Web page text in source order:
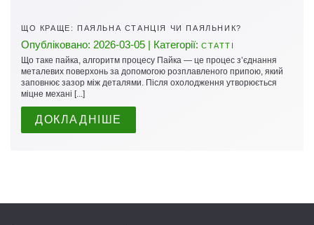
ЩО КРАЩЕ: ПАЯЛЬНА СТАНЦІЯ ЧИ ПАЯЛЬНИК?
Опубліковано: 2026-03-05 | Категорії: СТАТТІ
Що таке пайка, алгоритм процесу Пайка — це процес з’єднання
металевих поверхонь за допомогою розплавленого припою, який
заповнює зазор між деталями. Після охолодження утворюється
міцне механі [...]
ДОКЛАДНІШЕ